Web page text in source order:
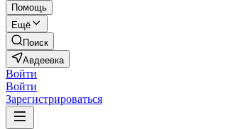
Помощь
Ещё
Поиск
Авдеевка
Войти
Войти
Зарегистрироваться